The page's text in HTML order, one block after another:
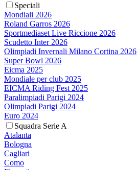
Speciali
Mondiali 2026
Roland Garros 2026
Sportmediaset Live Riccione 2026
Scudetto Inter 2026
Olimpiadi Invernali Milano Cortina 2026
Super Bowl 2026
Eicma 2025
Mondiale per club 2025
EICMA Riding Fest 2025
Paralimpiadi Parigi 2024
Olimpiadi Parigi 2024
Euro 2024
Squadra Serie A
Atalanta
Bologna
Cagliari
Como